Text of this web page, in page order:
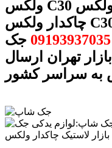
ولکس C30 لاستیک چاکدار ولکس C30 فروش لاستیک
چاکدار ولکس C30 خرید لاستیک چاکدار ولکس C30 با
09193937035 جک
تهران ارسال
به سراسر کشور